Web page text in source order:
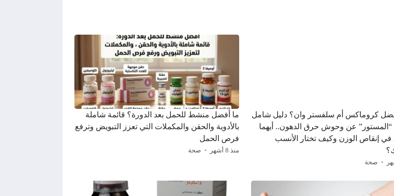
افضل كروماكس أم سلفستر وان؟ دليل شامل
عن وحوش حرق الدهون.. أيهما
في إنقاص الوزن وكيف تختار الأنسب
صحة
ما أفضل منشط للحمل بعد الدورة؟ قائمة شاملة
بالأدوية والحقن والمكملات التي تعزز التبويض وترفع
فرص الحمل
منذ 8 أشهر صحة